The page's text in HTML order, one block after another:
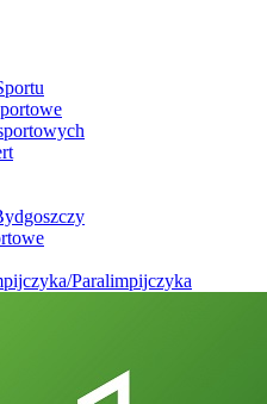
Paralimpijczyka